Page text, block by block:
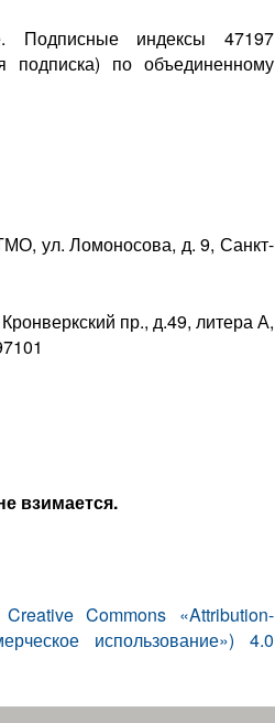
Подписные индексы 47197
подписка) по объединенному
ул. Ломоносова, д. 9, Санкт-
пр., д.49, литера А,
взимается.
Creative Commons «Attribution-
использование») 4.0